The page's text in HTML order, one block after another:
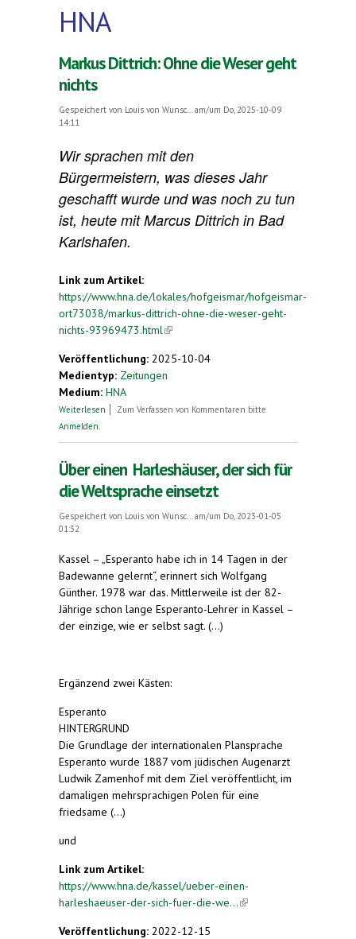
HNA
Markus Dittrich: Ohne die Weser geht
nichts
Gespeichert von Louis von Wunsc...
am/um Do, 2025-10-09
14:11
Wir sprachen mit den
Bürgermeistern, was dieses Jahr
geschafft wurde und was noch zu tun
ist, heute mit Marcus Dittrich in Bad
Karlshafen.
Link zum Artikel:
https://www.hna.de/lokales/hofgeismar/hofgeismar-
ort73038/markus-dittrich-ohne-die-weser-geht-
nichts-93969473.html (link is external)
Veröffentlichung: 2025-10-04
Medientyp: Zeitungen
Medium: HNA
Weiterlesen über Markus Dittrich: Ohne die Weser geht
Zum Verfassen von Kommentaren bitte
Anmelden
Über einen Harleshäuser, der sich für
die Weltsprache einsetzt
Gespeichert von Louis von Wunsc...
am/um Do, 2023-01-05
01:32
Kassel – „Esperanto habe ich in 14 Tagen in der
Badewanne gelernt“, erinnert sich Wolfgang
Günther. 1978 war das. Mittlerweile ist der 82-
Jährige schon lange Esperanto-Lehrer in Kassel –
der einzige, wie er selbst sagt. (...)
Ergänzend zwei Kästen:
Esperanto
HINTERGRUND
Die Grundlage der internationalen Plansprache
Esperanto wurde 1887 vom jüdischen Augenarzt
Ludwik Zamenhof mit dem Ziel veröffentlicht, im
damaligen mehrsprachigen Polen für eine
friedsame (...)
und
Link zum Artikel:
https://www.hna.de/kassel/ueber-einen-
harleshaeuser-der-sich-fuer-die-we...(link is
Veröffentlichung: 2022-12-15